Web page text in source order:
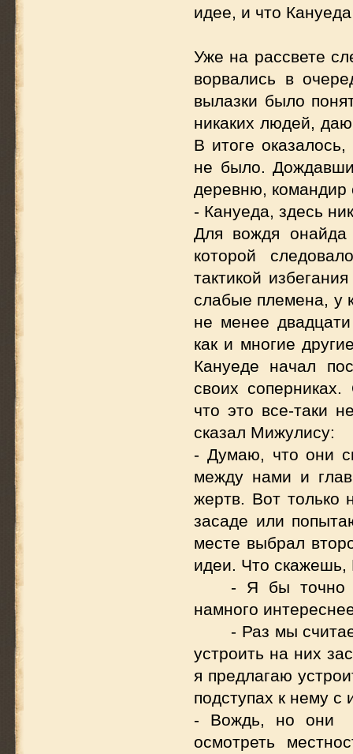
идее, и что
Уже на рассвете
ворвались в
вылазки было
никаких людей,
В итоге
не было.
деревню, командир
- Кануеда, здесь
Для вождя онайда
которой
тактикой
слабые племена, у
не менее
как и многие
Кануеде начал
своих
что это все-таки
сказал Мижулису:
- Думаю, что они
между нами и
жертв. Вот только
засаде или
месте выбрал
идеи. Что
- Я бы точно
намного
- Раз мы
устроить на них
я предлагаю
подступах к нему с
- Вождь, но они
осмотреть